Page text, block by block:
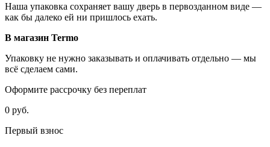
Наша упаковка сохраняет вашу дверь в первозданном виде —
как бы далеко ей ни пришлось ехать.
В магазин Termo
Упаковку не нужно заказывать и оплачивать отдельно — мы
всё сделаем сами.
Оформите рассрочку без переплат
0 руб.
Первый взнос